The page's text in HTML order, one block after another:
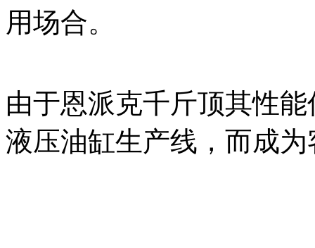
用场合。
由于恩派克千斤顶其性
液压油缸生产线，而成